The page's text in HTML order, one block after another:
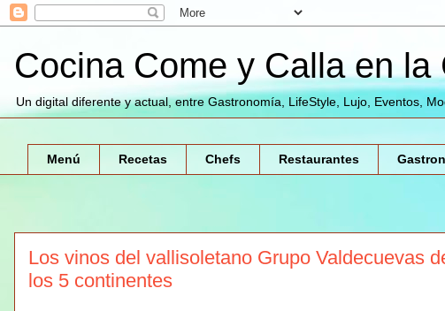
Cocina Come y Calla en la
Un digital diferente y actual, entre Gastronomía, LifeStyle, Lujo, Eventos,
Menú Recetas Chefs Restaurantes
Los vinos del vallisoletano Grupo Valdecuevas
los 5 continentes